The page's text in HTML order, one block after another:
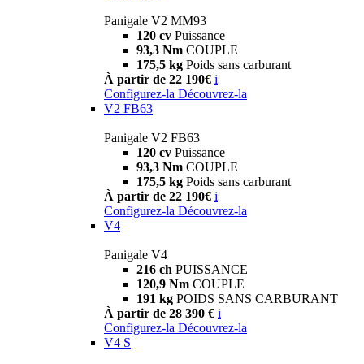
Panigale V2 MM93
120 cv Puissance
93,3 Nm COUPLE
175,5 kg Poids sans carburant
À partir de 22 190€ i
Configurez-la Découvrez-la
V2 FB63
Panigale V2 FB63
120 cv Puissance
93,3 Nm COUPLE
175,5 kg Poids sans carburant
À partir de 22 190€ i
Configurez-la Découvrez-la
V4
Panigale V4
216 ch PUISSANCE
120,9 Nm COUPLE
191 kg POIDS SANS CARBURANT
À partir de 28 390 € i
Configurez-la Découvrez-la
V4 S